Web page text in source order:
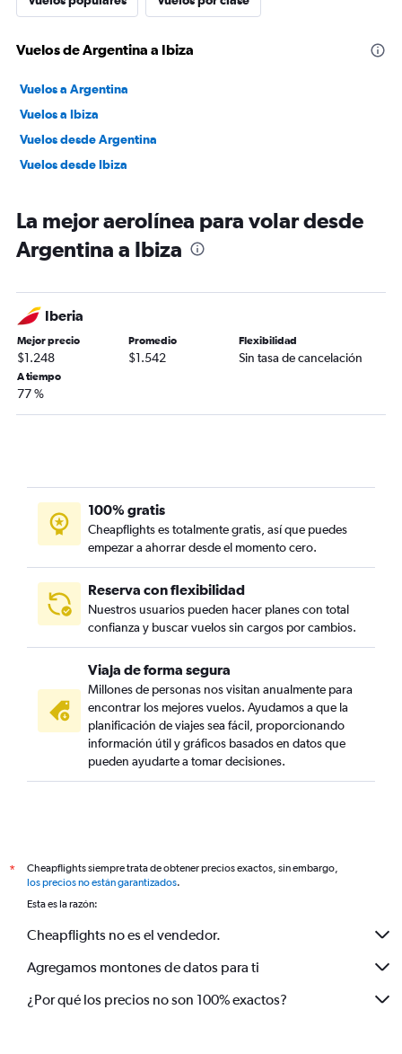
Vuelos de Argentina a Ibiza
Vuelos a Argentina
Vuelos a Ibiza
Vuelos desde Argentina
Vuelos desde Ibiza
La mejor aerolínea para volar desde
Argentina a Ibiza
Iberia
Mejor precio
$1.248
Promedio
$1.542
Flexibilidad
Sin tasa de cancelación
A tiempo
77 %
100% gratis
Cheapflights es totalmente gratis, así que puedes
empezar a ahorrar desde el momento cero.
Reserva con flexibilidad
Nuestros usuarios pueden hacer planes con total
confianza y buscar vuelos sin cargos por cambios.
Viaja de forma segura
Millones de personas nos visitan anualmente para
encontrar los mejores vuelos. Ayudamos a que la
planificación de viajes sea fácil, proporcionando
información útil y gráficos basados en datos que
pueden ayudarte a tomar decisiones.
*
Cheapflights siempre trata de obtener precios exactos, sin embargo,
los precios no están garantizados.
Esta es la razón:
Cheapflights no es el vendedor.
Agregamos montones de datos para ti
¿Por qué los precios no son 100% exactos?